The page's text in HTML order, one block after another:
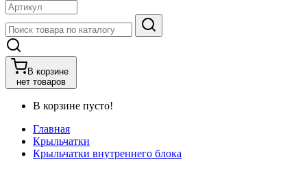
В корзине
нет товаров
В корзине пусто!
Главная
Крыльчатки
Крыльчатки внутреннего блока